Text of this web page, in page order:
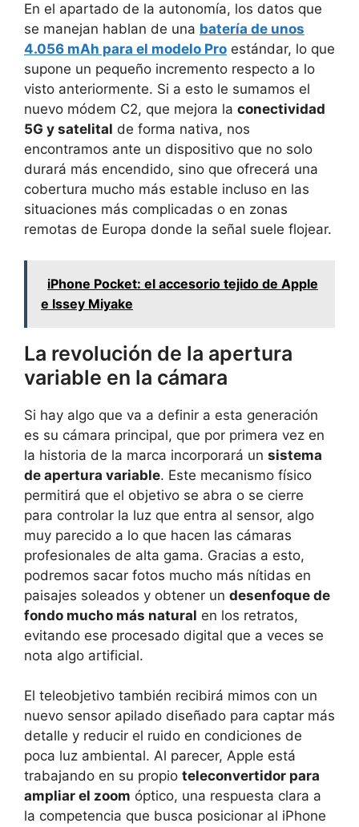
En el apartado de la autonomía, los datos que
se manejan hablan de una batería de unos
4.056 mAh para el modelo Pro estándar, lo que
supone un pequeño incremento respecto a lo
visto anteriormente. Si a esto le sumamos el
nuevo módem C2, que mejora la conectividad
5G y satelital de forma nativa, nos
encontramos ante un dispositivo que no solo
durará más encendido, sino que ofrecerá una
cobertura mucho más estable incluso en las
situaciones más complicadas o en zonas
remotas de Europa donde la señal suele flojear.
iPhone Pocket: el accesorio tejido de Apple
e Issey Miyake
La revolución de la apertura
variable en la cámara
Si hay algo que va a definir a esta generación
es su cámara principal, que por primera vez en
la historia de la marca incorporará un sistema
de apertura variable. Este mecanismo físico
permitirá que el objetivo se abra o se cierre
para controlar la luz que entra al sensor, algo
muy parecido a lo que hacen las cámaras
profesionales de alta gama. Gracias a esto,
podremos sacar fotos mucho más nítidas en
paisajes soleados y obtener un desenfoque de
fondo mucho más natural en los retratos,
evitando ese procesado digital que a veces se
nota algo artificial.
El teleobjetivo también recibirá mimos con un
nuevo sensor apilado diseñado para captar más
detalle y reducir el ruido en condiciones de
poca luz ambiental. Al parecer, Apple está
trabajando en su propio teleconvertidor para
ampliar el zoom óptico, una respuesta clara a
la competencia que busca posicionar al iPhone